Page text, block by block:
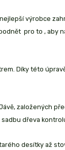
výrobce
pro to , aby
Díky této
založených
dřeva
desítky až